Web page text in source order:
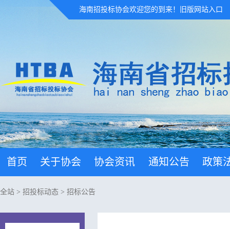
海南招投标协会欢迎您的到来！ 旧版网站入口
首页 关于协会 协会资讯 通知公告 政策
全站 > 招投标动态 > 招标公告